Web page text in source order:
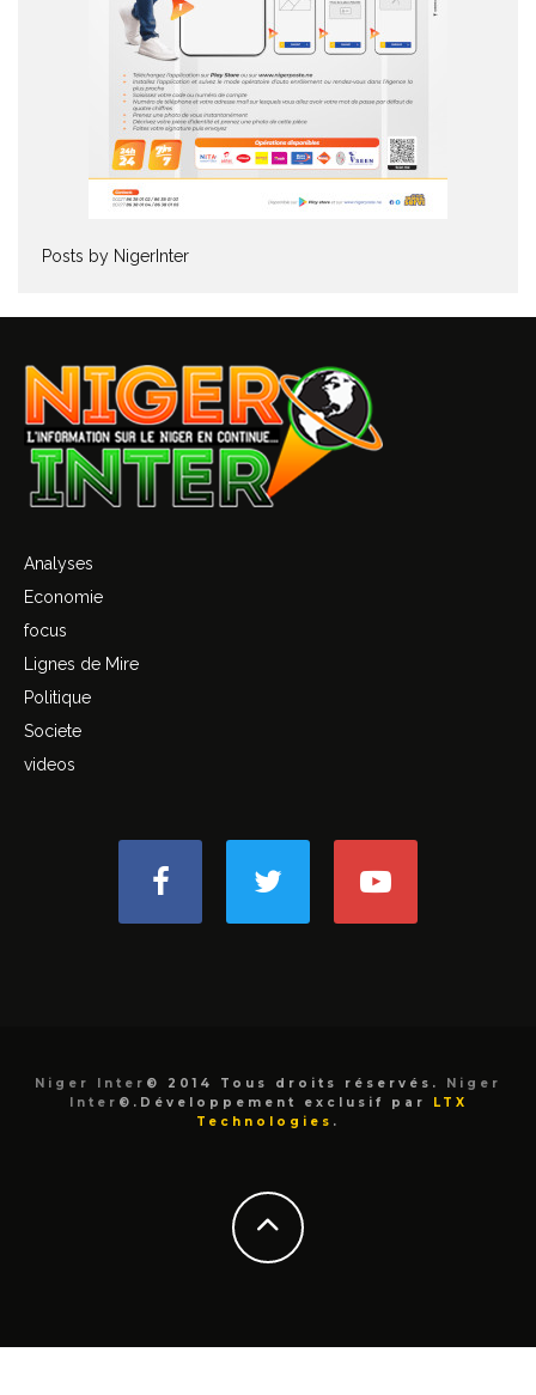
Posts by NigerInter
Analyses
Economie
focus
Lignes de Mire
Politique
Societe
videos
Niger Inter © 2014 Tous droits réservés. Niger
Inter ©.Développement exclusif par
LTX
Technologies .